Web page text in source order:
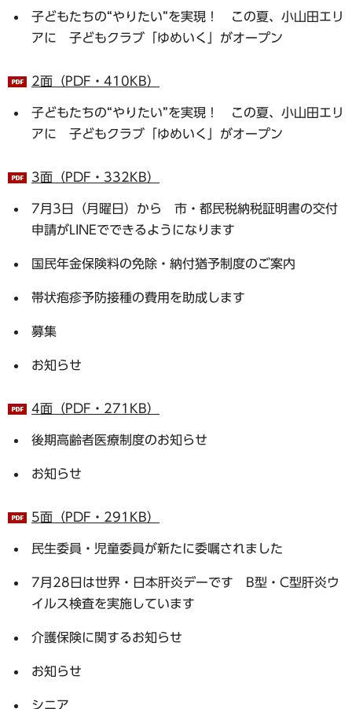
子どもたちの“やりたい”を実現！ この夏、小山田エリ
アに 子どもクラブ「ゆめいく」がオープン
2面（PDF・410KB）
子どもたちの“やりたい”を実現！ この夏、小山田エリ
アに 子どもクラブ「ゆめいく」がオープン
3面（PDF・332KB）
7月3日（月曜日）から 市・都民税納税証明書の交付
申請がLINEでできるようになります
国民年金保険料の免除・納付猶予制度のご案内
帯状疱疹予防接種の費用を助成します
募集
お知らせ
4面（PDF・271KB）
後期高齢者医療制度のお知らせ
お知らせ
5面（PDF・291KB）
民生委員・児童委員が新たに委嘱されました
7月28日は世界・日本肝炎デーです B型・C型肝炎ウ
イルス検査を実施しています
介護保険に関するお知らせ
お知らせ
シニア